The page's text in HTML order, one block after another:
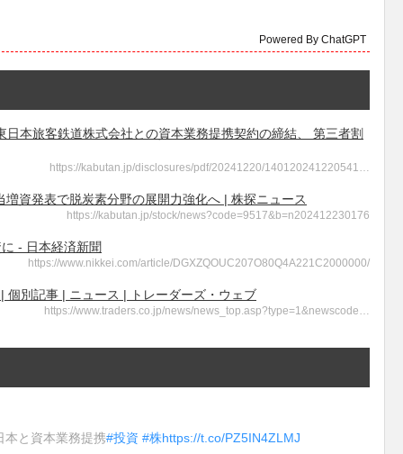
Powered By ChatGPT
本旅客鉄道株式会社との資本業務提携契約の締結、 第三者割
https://kabutan.jp/disclosures/pdf/20241220/140120241220541…
資発表で脱炭素分野の展開力強化へ | 株探ニュース
https://kabutan.jp/stock/news?code=9517&b=n202412230176
- 日本経済新聞
https://www.nikkei.com/article/DGXZQOUC207O80Q4A221C2000000/
個別記事 | ニュース | トレーダーズ・ウェブ
https://www.traders.co.jp/news/news_top.asp?type=1&newscode…
と資本業務提携#投資 #株https://t.co/PZ5IN4ZLMJ